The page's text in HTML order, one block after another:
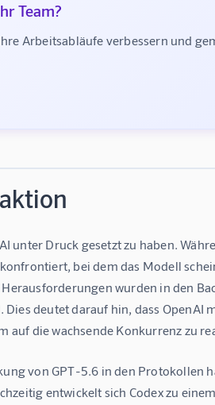
Team?
Arbeitsabläufe verbessern und
unter Druck gesetzt zu haben.
bei dem das Modell
wurden in den
deutet darauf hin, dass OpenAI
auf die wachsende Konkurrenz zu
von GPT-5.6 in den Protokollen
entwickelt sich Codex zu